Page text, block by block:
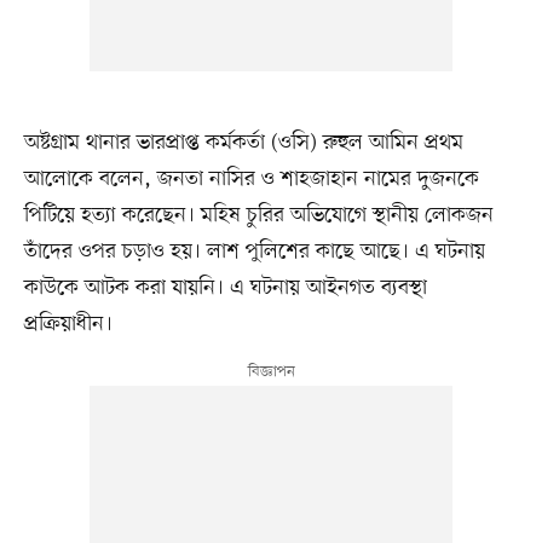
অষ্টগ্রাম থানার ভারপ্রাপ্ত কর্মকর্তা (ওসি) রুহুল আমিন প্রথম
আলোকে বলেন, জনতা নাসির ও শাহজাহান নামের দুজনকে
পিটিয়ে হত্যা করেছেন। মহিষ চুরির অভিযোগে স্থানীয় লোকজন
তাঁদের ওপর চড়াও হয়। লাশ পুলিশের কাছে আছে। এ ঘটনায়
কাউকে আটক করা যায়নি। এ ঘটনায় আইনগত ব্যবস্থা
প্রক্রিয়াধীন।